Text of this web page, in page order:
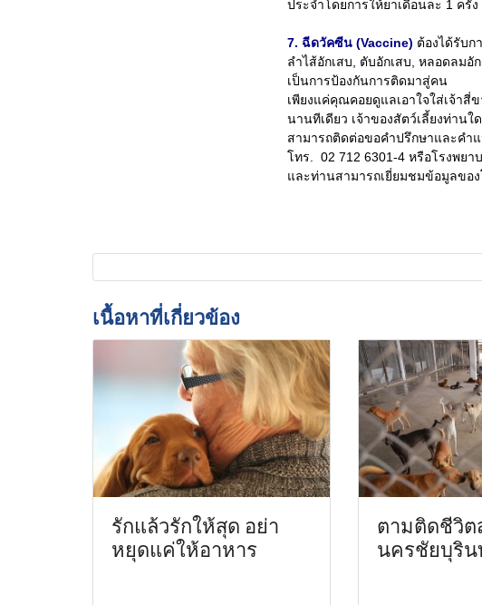
ประจำโดยการให้ยาเดือนละ 1 ครั้ง
7. ฉีดวัคซีน (Vaccine) ต้องได้รับก
ลำไส้อักเสบ, ตับอักเสบ, หลอดลม
เป็นการป้องกันการติดมาสู่คน
เพียงแค่คุณคอยดูแลเอาใจใส่เจ้า
นานทีเดียว เจ้าของสัตว์เลี้ยงท่าน
สามารถติดต่อขอคำปรึกษาและคำ
โทร. 02 712 6301-4 หรือโรงพยา
และท่านสามารถเยี่ยมชมข้อมูลขอ
เนื้อหาที่เกี่ยวข้อง
รักแล้วรักให้สุด อย่า
หยุดแค่ให้อาหาร
ตามติดชีวิต
นครชัยบุริน